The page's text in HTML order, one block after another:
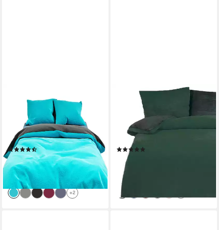
Bettwäsche Winter Teddy
Plüsch, Fleece, 4 teilig,
Flauschig warmes Cashmere
Touch, Einfarbig
(171)
ab 46,80 € UVP75,90 €
-38%
lieferbar - in 2-3 Werktagen bei dir
+2
LEONADO VICENTI
Bettwäsche Winter Teddy
Plüsch Cashmere Touch,
Fleece, 4 teilig, flauschig
warmes Nicky-Teddy-Plüsch,
Einfarbig
ab 52,50 €
-31%
lieferbar - in 3-4 Werktagen bei dir